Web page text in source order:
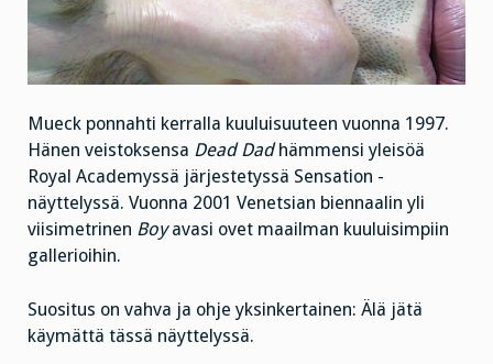
Mueck ponnahti kerralla kuuluisuuteen vuonna 1997.
Hänen veistoksensa Dead Dadhämmensi yleisöä
Royal Academyssä järjestetyssä Sensation -
näyttelyssä. Vuonna 2001 Venetsian biennaalin yli
viisimetrinen Boyavasi ovet maailman kuuluisimpiin
gallerioihin.
Suositus on vahva ja ohje yksinkertainen: Älä jätä
käymättä tässä näyttelyssä.